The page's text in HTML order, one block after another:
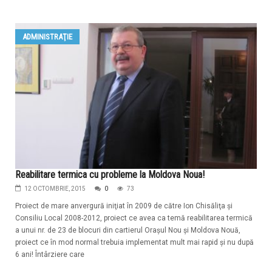
ADMINISTRAŢIE
Reabilitare termica cu probleme la Moldova Noua!
12 OCTOMBRIE, 2015 0 73
Proiect de mare anvergură iniţiat în 2009 de către Ion Chisăliţa şi
Consiliu Local 2008-2012, proiect ce avea ca temă reabilitarea termică
a unui nr. de 23 de blocuri din cartierul Oraşul Nou şi Moldova Nouă,
proiect ce în mod normal trebuia implementat mult mai rapid şi nu după
6 ani! Întârziere care